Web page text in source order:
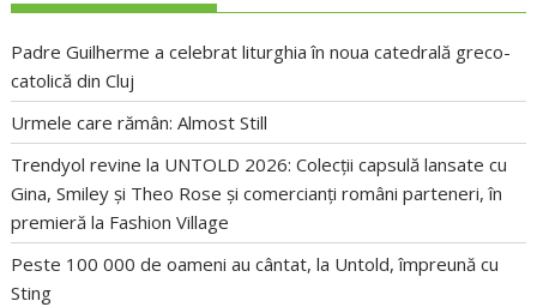
Padre Guilherme a celebrat liturghia în noua catedrală greco-
catolică din Cluj
Urmele care rămân: Almost Still
Trendyol revine la UNTOLD 2026: Colecții capsulă lansate cu
Gina, Smiley și Theo Rose și comercianți români parteneri, în
premieră la Fashion Village
Peste 100 000 de oameni au cântat, la Untold, împreună cu
Sting